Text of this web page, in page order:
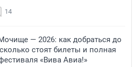
14
— 2026: как добраться до
стоят билеты и полная
«Вива Авиа!»